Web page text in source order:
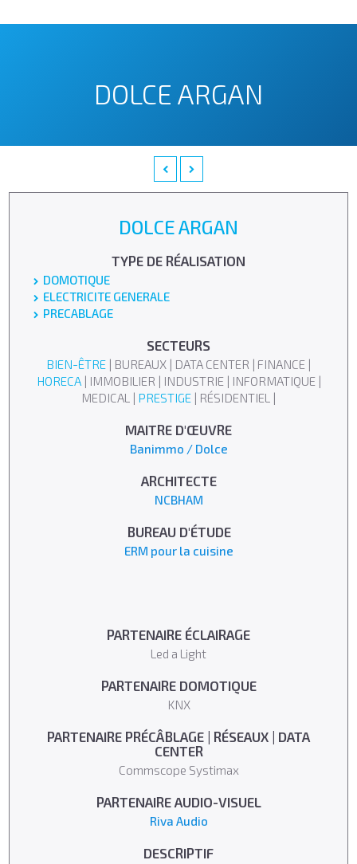
DOLCE ARGAN
DOLCE ARGAN
TYPE DE RÉALISATION
DOMOTIQUE
ELECTRICITE GENERALE
PRECABLAGE
SECTEURS
BIEN-ÊTRE | BUREAUX | DATA CENTER | FINANCE |
HORECA| IMMOBILIER | INDUSTRIE | INFORMATIQUE |
MEDICAL | PRESTIGE | RÉSIDENTIEL |
MAITRE D'ŒUVRE
Banimmo / Dolce
ARCHITECTE
NCBHAM
BUREAU D'ÉTUDE
ERM pour la cuisine
PARTENAIRE ÉCLAIRAGE
Led a Light
PARTENAIRE DOMOTIQUE
KNX
PARTENAIRE PRÉCÂBLAGE | RÉSEAUX | DATA
CENTER
Commscope Systimax
PARTENAIRE AUDIO-VISUEL
Riva Audio
DESCRIPTIF